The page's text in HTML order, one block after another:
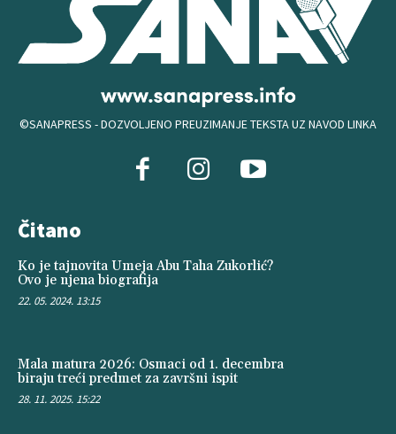
©SANAPRESS - DOZVOLJENO PREUZIMANJE TEKSTA UZ NAVOD LINKA
Čitano
Ko je tajnovita Umeja Abu Taha Zukorlić?
Ovo je njena biografija
22. 05. 2024. 13:15
Mala matura 2026: Osmaci od 1. decembra
biraju treći predmet za završni ispit
28. 11. 2025. 15:22